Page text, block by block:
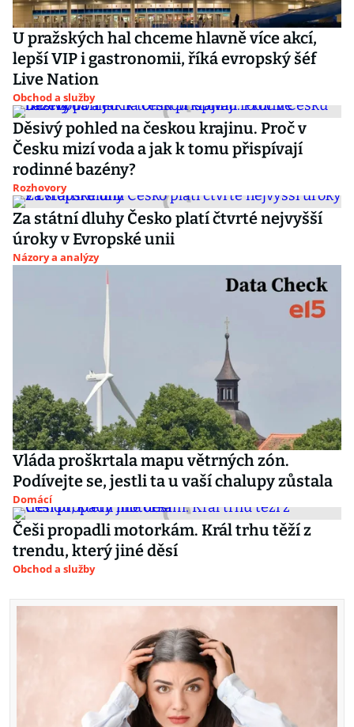
U pražských hal chceme hlavně více akcí,
lepší VIP i gastronomii, říká evropský šéf
Live Nation
Obchod a služby
Děsivý pohled na českou krajinu. Proč v
Česku mizí voda a jak k tomu přispívají
rodinné bazény?
Rozhovory
Za státní dluhy Česko platí čtvrté nejvyšší
úroky v Evropské unii
Názory a analýzy
Vláda proškrtala mapu větrných zón.
Podívejte se, jestli ta u vaší chalupy zůstala
Domácí
Češi propadli motorkám. Král trhu těží z
trendu, který jiné děsí
Obchod a služby